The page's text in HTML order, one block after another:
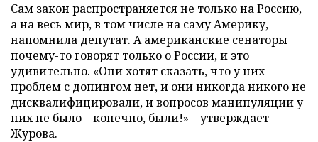
Сам закон распространяется не только на Россию,
а на весь мир, в том числе на саму Америку,
напомнила депутат. А американские сенаторы
почему-то говорят только о России, и это
удивительно. «Они хотят сказать, что у них
проблем с допингом нет, и они никогда никого не
дисквалифицировали, и вопросов манипуляции у
них не было – конечно, были!» – утверждает
Журова.